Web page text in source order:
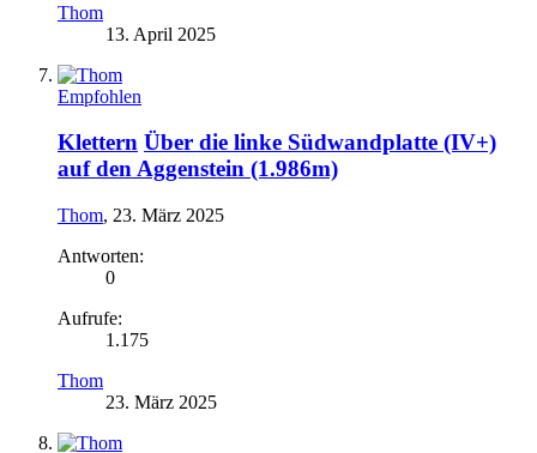
Thom
13. April 2025
Empfohlen
Klettern Über die linke Südwandplatte (IV+)
auf den Aggenstein (1.986m)
Thom, 23. März 2025
Antworten:
0
Aufrufe:
1.175
Thom
23. März 2025